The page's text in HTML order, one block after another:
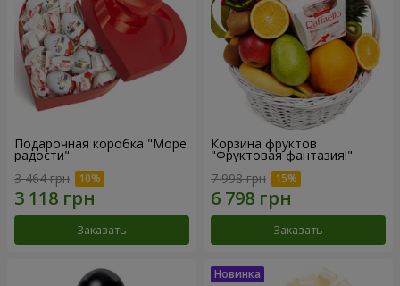
Подарочная коробка "Море
радости"
3 464 грн
Заказать
Корзина фруктов
"Фруктовая фантазия!"
7 998 грн
Заказать